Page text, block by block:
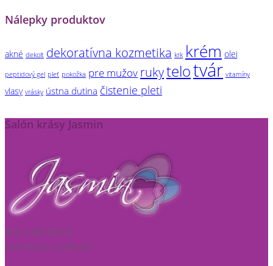
Nálepky produktov
akné dekolt dekoratívna kozmetika krk krém olej
peptidový gel pleť pokožka pre mužov rukytelotvár vitamíny
vlasy vrásky ústna dutina čistenie pleti
Salón krásy Jasmin
ADELA JAKUBOVÁ
kozmetička a vizážistka